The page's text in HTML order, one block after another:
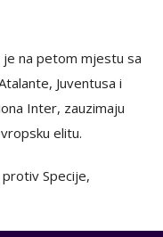
je na petom mjestu sa
Juventusa i
Inter, zauzimaju
elitu.
Specije,